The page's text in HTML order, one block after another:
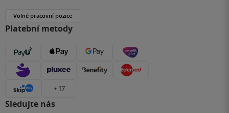
Volné pracovní pozice
Platební metody
+ 17
Sledujte nás